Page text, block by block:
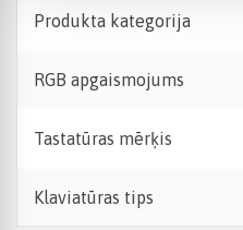
Produkta kategorija
RGB apgaismojums
Tastatūras mērķis
Klaviatūras tips